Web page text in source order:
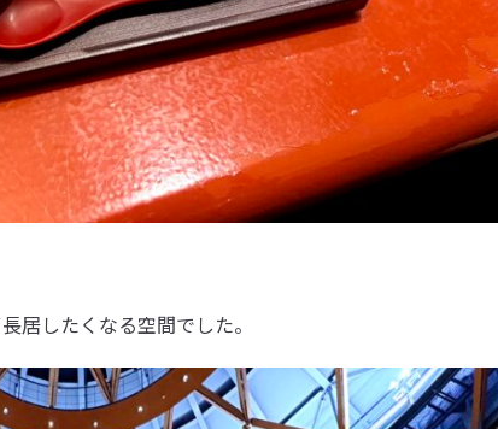
居したくなる空間でした。